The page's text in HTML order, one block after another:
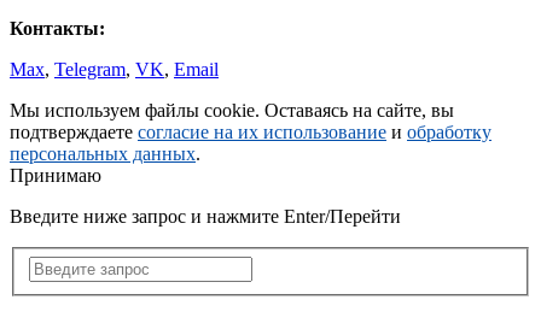
Контакты:
Max, Telegram, VK, Email
Мы используем файлы cookie. Оставаясь на сайте, вы
подтверждаете согласие на их использование и обработку
персональных данных.
Принимаю
Введите ниже запрос и нажмите Enter/Перейти